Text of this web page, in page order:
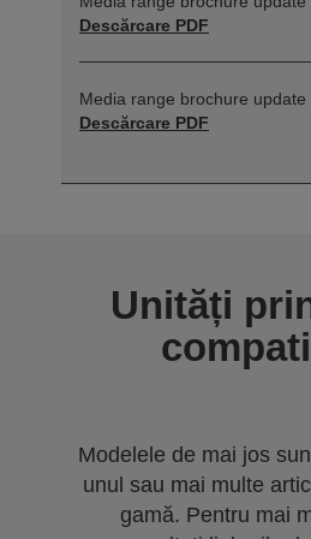
Descărcare PDF
Media range brochure update
Descărcare PDF
Unități
Modelele de mai jos
unul sau mai multe
gamă. Pentru mai